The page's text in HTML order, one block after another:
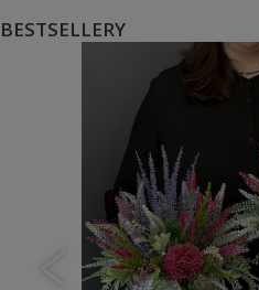
BESTSELLERY